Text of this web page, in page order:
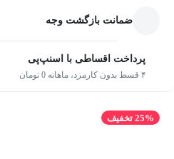
ضمانت بازگشت وجه
پرداخت اقساطی با اسنپ‌پی
۴ قسط بدون کارمزد، ماهانه 0 تومان
25% تخفیف